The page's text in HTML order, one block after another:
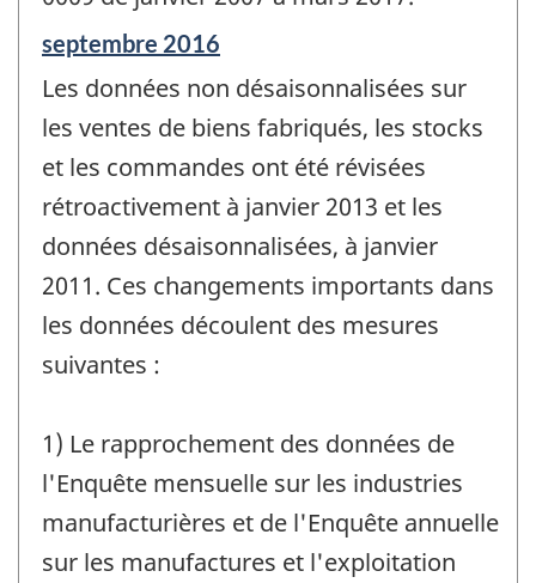
Période
référence
de
-
septembre 2016
Les données non désaisonnalisées sur
les ventes de biens fabriqués, les stocks
et les commandes ont été révisées
rétroactivement à janvier 2013 et les
données désaisonnalisées, à janvier
2011. Ces changements importants dans
les données découlent des mesures
suivantes :
1) Le rapprochement des données de
l'Enquête mensuelle sur les industries
manufacturières et de l'Enquête annuelle
sur les manufactures et l'exploitation